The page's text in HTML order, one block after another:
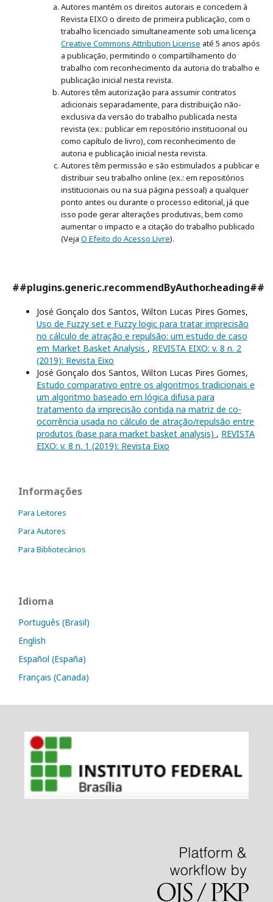
Autores mantém os direitos autorais e concedem à
Revista EIXO o direito de primeira publicação, com o
trabalho licenciado simultaneamente sob uma licença
Creative Commons Attribution License até 5 anos após
a publicação, permitindo o compartilhamento do
trabalho com reconhecimento da autoria do trabalho e
publicação inicial nesta revista.
Autores têm autorização para assumir contratos
adicionais separadamente, para distribuição não-
exclusiva da versão do trabalho publicada nesta
revista (ex.: publicar em repositório institucional ou
como capítulo de livro), com reconhecimento de
autoria e publicação inicial nesta revista.
Autores têm permissão e são estimulados a publicar e
distribuir seu trabalho online (ex.: em repositórios
institucionais ou na sua página pessoal) a qualquer
ponto antes ou durante o processo editorial, já que
isso pode gerar alterações produtivas, bem como
aumentar o impacto e a citação do trabalho publicado
(Veja O Efeito do Acesso Livre).
##plugins.generic.recommendByAuthor.heading##
José Gonçalo dos Santos, Wilton Lucas Pires Gomes,
Uso de Fuzzy set e Fuzzy logic para tratar imprecisão
no cálculo de atração e repulsão: um estudo de caso
em Market Basket Analysis , REVISTA EIXO: v. 8 n. 2
(2019): Revista Eixo
José Gonçalo dos Santos, Wilton Lucas Pires Gomes,
Estudo comparativo entre os algoritmos tradicionais e
um algoritmo baseado em lógica difusa para
tratamento da imprecisão contida na matriz de co-
ocorrência usada no cálculo de atração/repulsão entre
produtos (base para market basket analysis) , REVISTA
EIXO: v. 8 n. 1 (2019): Revista Eixo
Informações
Para Leitores
Para Autores
Para Bibliotecários
Idioma
Português (Brasil)
English
Español (España)
Français (Canada)